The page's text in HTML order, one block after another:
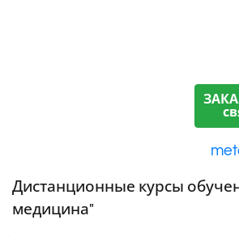
Дистанционные курсы
медицина"